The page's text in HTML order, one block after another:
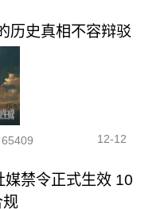
历史真相不容辩驳
65409 12-12
媒禁令正式生效 10
规